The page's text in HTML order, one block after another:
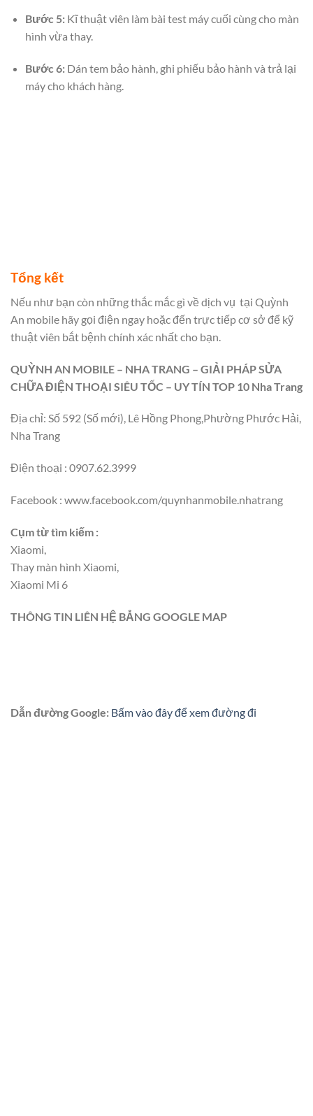
Bước 5:Kĩ thuật viên làm bài test máy cuối cùng cho màn
hình vừa thay.
Bước 6:Dán tem bảo hành, ghi phiếu bảo hành và trả lại
máy cho khách hàng.
Tổng kết
Nếu như bạn còn những thắc mắc gì về dịch vụ tại Quỳnh
An mobile hãy gọi điện ngay hoặc đến trực tiếp cơ sở để kỹ
thuật viên bắt bệnh chính xác nhất cho bạn.
QUỲNH AN MOBILE – NHA TRANG – GIẢI PHÁP SỬA
CHỮA ĐIỆN THOẠI SIÊU TỐC – UY TÍN TOP 10 Nha Trang
Địa chỉ: Số 592 (Số mới), Lê Hồng Phong,Phường Phước Hải,
Nha Trang
Điện thoại : 0907.62.3999
Facebook : www.facebook.com/quynhanmobile.nhatrang
Cụm từ tìm kiếm :
Xiaomi,
Thay màn hình Xiaomi,
Xiaomi Mi 6
THÔNG TIN LIÊN HỆ BẲNG GOOGLE MAP
Dẫn đường Google: Bấm vào đây để xem đường đi